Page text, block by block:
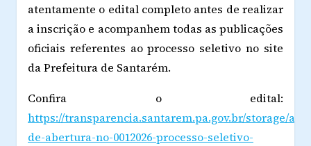
atentamente o edital completo antes de realizar
a inscrição e acompanhem todas as publicações
oficiais referentes ao processo seletivo no site
da Prefeitura de Santarém.
Confira o edital:
https://transparencia.santarem.pa.gov.br/storage/
de-abertura-no-0012026-processo-seletivo-